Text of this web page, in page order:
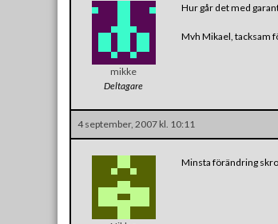
mikke
Deltagare
Hur går det med
Mvh Mikael, tacksam
4 september, 2007 kl. 10:11
Minsta förändring